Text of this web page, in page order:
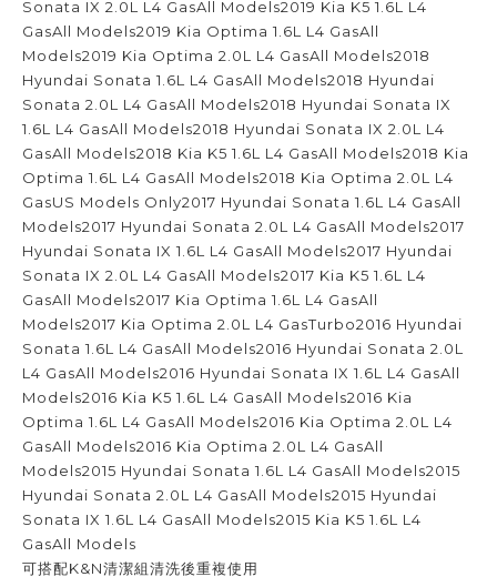
Sonata IX 2.0L L4 GasAll Models2019 Kia K5 1.6L L4
GasAll Models2019 Kia Optima 1.6L L4 GasAll
Models2019 Kia Optima 2.0L L4 GasAll Models2018
Hyundai Sonata 1.6L L4 GasAll Models2018 Hyundai
Sonata 2.0L L4 GasAll Models2018 Hyundai Sonata IX
1.6L L4 GasAll Models2018 Hyundai Sonata IX 2.0L L4
GasAll Models2018 Kia K5 1.6L L4 GasAll Models2018 Kia
Optima 1.6L L4 GasAll Models2018 Kia Optima 2.0L L4
GasUS Models Only2017 Hyundai Sonata 1.6L L4 GasAll
Models2017 Hyundai Sonata 2.0L L4 GasAll Models2017
Hyundai Sonata IX 1.6L L4 GasAll Models2017 Hyundai
Sonata IX 2.0L L4 GasAll Models2017 Kia K5 1.6L L4
GasAll Models2017 Kia Optima 1.6L L4 GasAll
Models2017 Kia Optima 2.0L L4 GasTurbo2016 Hyundai
Sonata 1.6L L4 GasAll Models2016 Hyundai Sonata 2.0L
L4 GasAll Models2016 Hyundai Sonata IX 1.6L L4 GasAll
Models2016 Kia K5 1.6L L4 GasAll Models2016 Kia
Optima 1.6L L4 GasAll Models2016 Kia Optima 2.0L L4
GasAll Models2016 Kia Optima 2.0L L4 GasAll
Models2015 Hyundai Sonata 1.6L L4 GasAll Models2015
Hyundai Sonata 2.0L L4 GasAll Models2015 Hyundai
Sonata IX 1.6L L4 GasAll Models2015 Kia K5 1.6L L4
GasAll Models
可搭配K&N清潔組清洗後重複使用